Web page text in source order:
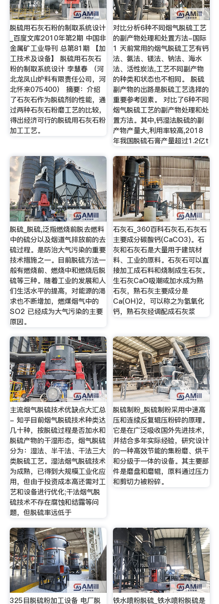
脱硫用石灰石粉的制取系统设计
_百度文库2010年第2期 中国非
金属矿工业导刊 总第81期 【加
工技术及设备】 脱硫用石灰石
粉的制取系统设计 李慧春 （河
北龙凤山炉料有限责任公司，河
北怀来075400） 摘要：介绍
了石灰石作为脱硫剂的性能，通
过两种石灰石粉磨工艺的比较，
得出经济可行的脱硫用石灰石粉
加工工艺。
对比分析6种不同烟气脱硫工艺
的副产物处理和处置方法-国际
1 天前常用的烟气脱硫工艺有钙
法、氨法、镁法、钠法、海水
法、活性炭法,工艺不同副产物
的种类和状态也不相同。 脱硫
副产物的出路是脱硫工艺选择的
重要参考因素。 对比了6种不同
烟气脱硫工艺的副产物处理和处
置方法。其中,钙湿法脱硫的副
产物产量大,利用率较高,2018
年我国脱硫石膏产量超过1.2亿t
脱硫_脱硫,泛指燃烧前脱去燃料
中的硫分以及烟道气排放前的去
硫过程。是防治大气污染的重要
技术措施之一。目前脱硫方法一
般有燃烧前、燃烧中和燃烧后脱
硫等三种。随着工业的发展和人
们生活水平的提高，对能源的渴
求也不断增加，燃煤烟气中的
SO2 已经成为大气污染的主要
原因。
石灰石_360百科石灰石,石灰石
主要成分碳酸钙(CaCO3)。石
灰和石灰石是大量用于建筑材
料、工业的原料。石灰石可以直
接加工成石料和烧制成生石灰。
生石灰CaO吸潮或加水成为熟
石灰，熟石灰主要成分是
Ca(OH)2，可以称之为氢氧化
钙，熟石灰经调配成石灰浆
主流烟气脱硫技术优缺点大汇总
- 知乎目前烟气脱硫技术种类达
几十种，按脱硫过程是否加水和
脱硫产物的干湿形态，烟气脱硫
分为：湿法、半干法、干法三大
类脱硫工艺。湿法烟气脱硫技术
为成熟，已得到大规模工业化应
用，但由于投资成本高还需对工
艺和设备进行优化;干法烟气脱
硫技术不存在腐蚀和结露等问
题，但脱硫率远低于
脱硫制粉_脱硫制粉采用中速高
压和连续反复辊压粉碎的原理。
它是在广泛吸收国外先进技术，
并结合多年实际经验，研究设计
的一种高效节能的集粉磨、烘干
和分级于一体的设备。其主要部
件是磨盘和磨辊，原料通过压力
和剪切力被粉碎。
325目脱硫粉加工设备 电厂脱 铁水喷粉脱硫_铁水喷粉脱硫是